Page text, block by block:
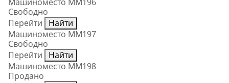
Свободно
Перейти
Найти
Машиноместо ММ197
Свободно
Перейти
Найти
Машиноместо ММ198
Продано